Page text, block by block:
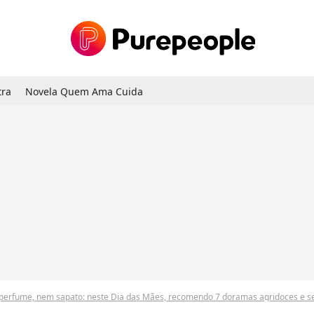
Novela Quem Ama Cuida
nem sapato: neste Dia das Mães, recomendo 7 doramas agridoces e sensíveis